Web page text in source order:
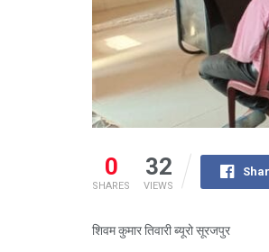
0
SHARES
32
VIEWS
शिवम कुमार तिवारी ब्यूरो सूरजपुर